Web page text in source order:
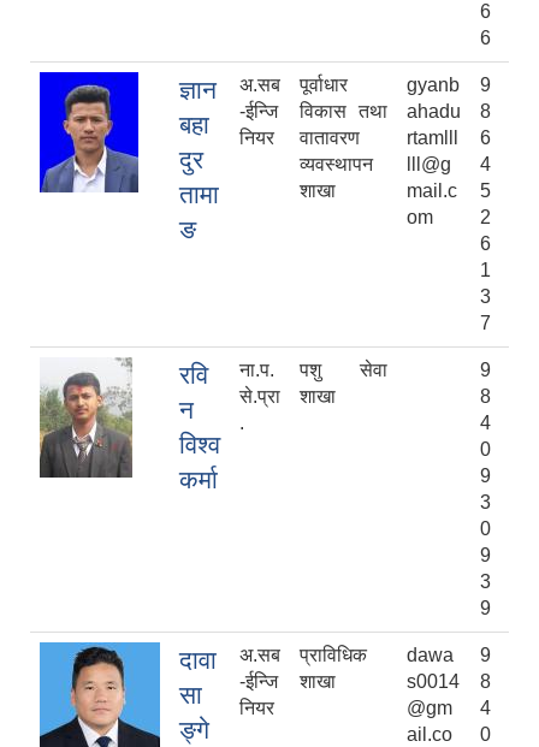
6
6
ज्ञान
बहा
दुर
तामा
ङ
अ.सब
-ईन्जि
नियर
पूर्वाधार
विकास तथा
वातावरण
व्यवस्थापन
शाखा
gyanb
ahadu
rtamlll
lll@g
mail.c
om
9
8
6
4
5
2
6
1
3
7
रवि
न
विश्व
कर्मा
ना.प.
से.प्रा
.
पशु सेवा
शाखा
9
8
4
0
9
3
0
9
3
9
दावा
सा
ङ्गे
अ.सब
-ईन्जि
नियर
प्राविधिक
शाखा
dawa
s0014
@gm
ail.co
9
8
4
0